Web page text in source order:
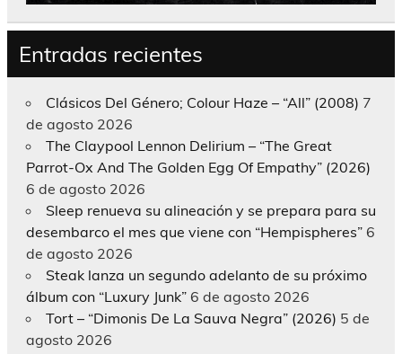
Entradas recientes
Clásicos Del Género; Colour Haze – “All” (2008) 7
de agosto 2026
The Claypool Lennon Delirium – “The Great
Parrot-Ox And The Golden Egg Of Empathy” (2026)
6 de agosto 2026
Sleep renueva su alineación y se prepara para su
desembarco el mes que viene con “Hempispheres” 6
de agosto 2026
Steak lanza un segundo adelanto de su próximo
álbum con “Luxury Junk” 6 de agosto 2026
Tort – “Dimonis De La Sauva Negra” (2026) 5 de
agosto 2026